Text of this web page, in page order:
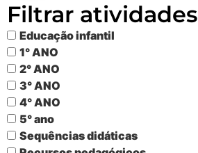
Filtrar atividades
Educação infantil
1° ANO
2° ANO
3° ANO
4° ANO
5° ano
Sequências didáticas